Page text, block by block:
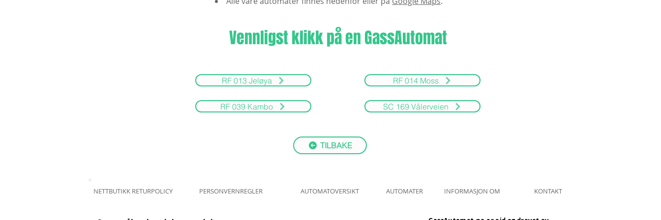
Vennligst klikk på en GassAutomat
RF 013 Jeløya
RF 039 Kambo
RF 014 Moss
SC 169 Vålerveien
TILBAKE
NETTBUTIKK RETURPOLICY PERSONVERNREGLER AUTOMATOVERSIKT AUTOMATER INFORMASJON OM KONTAKT